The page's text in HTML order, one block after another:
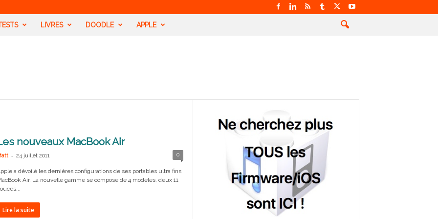
LIVRES DOODLE APPLE
nouveaux MacBook Air
- 24 juillet 2011 0
a dévoilé les dernières configurations de ses portables ultra fins
Air. La nouvelle gamme se compose de 4 modèles, deux 11
Lire la suite